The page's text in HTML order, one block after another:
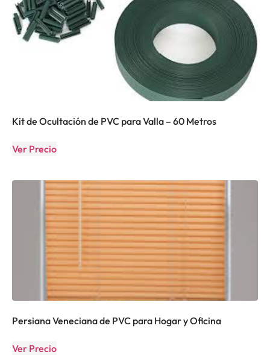
Kit de Ocultación de PVC para Valla – 60 Metros
Ver Precio
Persiana Veneciana de PVC para Hogar y Oficina
Ver Precio